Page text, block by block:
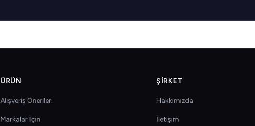
ÜRÜN
Alışveriş Önerileri
Markalar İçin
ŞIRKET
Hakkımızda
İletişim